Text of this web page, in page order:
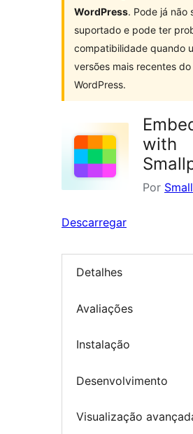
WordPress. Pode já não
suportado e pode ter
compatibilidade quando
versões mais recentes do
WordPress.
with
Por
Descarregar
Detalhes
Avaliações
Instalação
Desenvolvimento
Visualização